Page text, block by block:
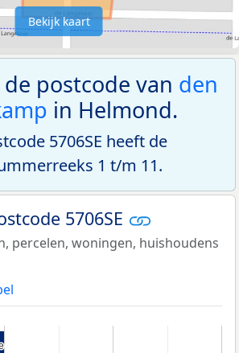
Bekijk kaart
de postcode van den
in Helmond.
5706SE heeft de
1 t/m 11.
5706SE
percelen, woningen, huishoudens